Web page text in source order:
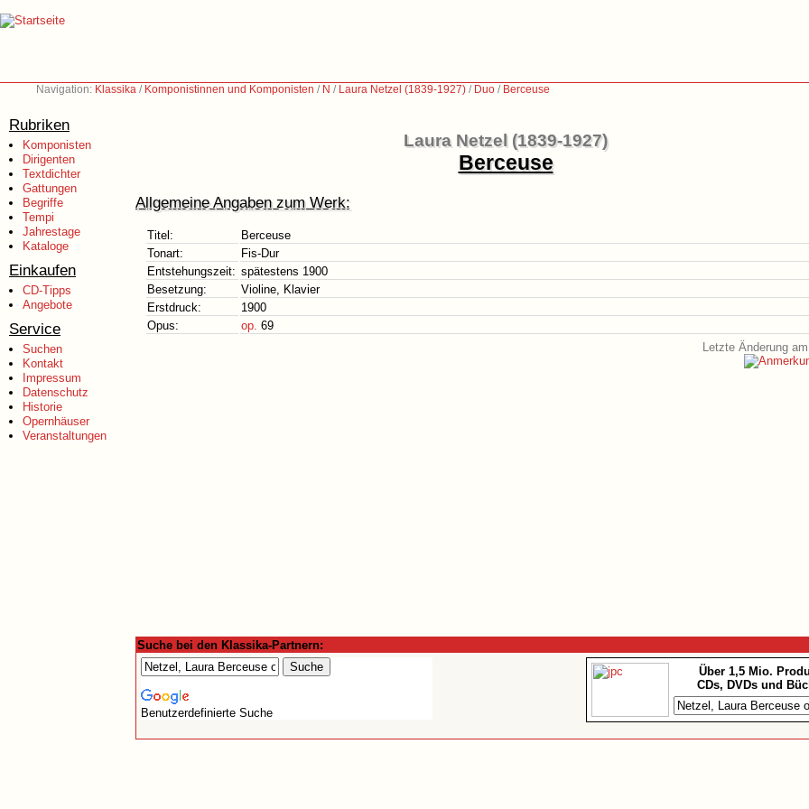
Navigation: Klassika / Komponistinnen und Komponisten / N / Laura Netzel (1839-1927) / Duo / Berceuse
Rubriken
Komponisten
Dirigenten
Textdichter
Gattungen
Begriffe
Tempi
Jahrestage
Kataloge
Einkaufen
CD-Tipps
Angebote
Service
Suchen
Kontakt
Impressum
Datenschutz
Historie
Opernhäuser
Veranstaltungen
Laura Netzel (1839-1927)
Berceuse
Allgemeine Angaben zum Werk:
Titel:
Berceuse
Tonart:
Fis-Dur
Entstehungszeit: spätestens 1900
Besetzung:
Violine, Klavier
Erstdruck:
1900
Opus:
op. 69
Letzte Änderung
Suche bei den Klassika-Partnern:
Benutzerdefinierte Suche
Über 1,5 Mio.
CDs, DVDs und